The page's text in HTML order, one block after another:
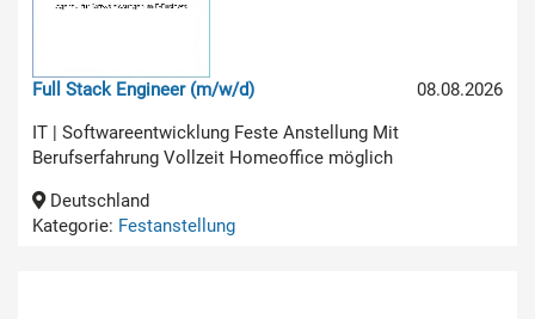
08.08.2026
Full Stack Engineer (m/w/d)
IT | Softwareentwicklung Feste Anstellung Mit
Berufserfahrung Vollzeit Homeoffice möglich
Deutschland
Kategorie: Festanstellung